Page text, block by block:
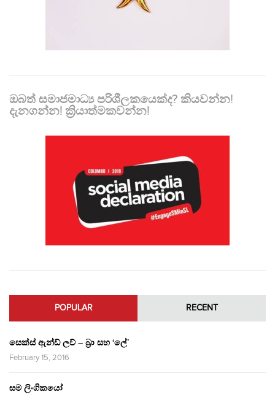
ඔබත් සමාජමාධ්‍ය පරිශීලකයෙක්ද? කියවන්න!
දැනගන්න! ක්‍රියාත්මකවන්න!
POPULAR RECENT
සෙක්ස් ඇන්ඩ් ලව් – බ්‍රා සහ ‘ලේ’
February 15, 2016
සම ලිංගිකයෝ